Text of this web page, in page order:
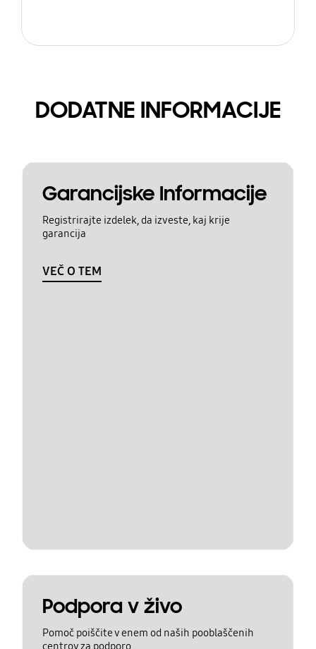
DODATNE INFORMACIJE
Garancijske Informacije
Registrirajte izdelek, da izveste, kaj krije
garancija
VEČ O TEM
Podpora v živo
Pomoč poiščite v enem od naših pooblaščenih
centrov za podporo